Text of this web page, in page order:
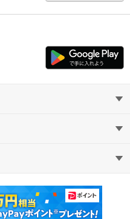
中古マンション
教えて！住まいの先生